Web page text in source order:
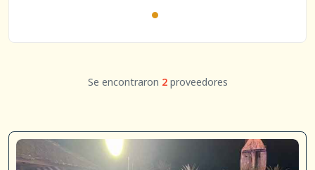
Se encontraron 2proveedores